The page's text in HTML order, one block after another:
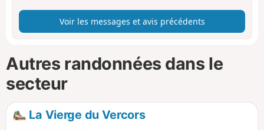
Voir les messages et avis précédents
Autres randonnées dans le
secteur
La Vierge du Vercors